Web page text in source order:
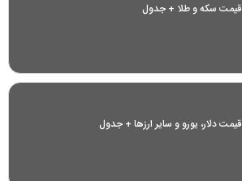
قیمت سکه و طلا + جدول
قیمت دلار، یورو و سایر ارز‌ها + جدول